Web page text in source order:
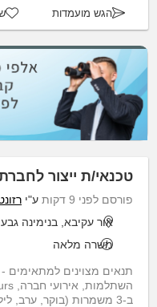
הגש מועמדות
טכנאי/ת ייצור
פורסם לפני 9 דקות ע"י
אור עקיבא, בנימינה
משרה מלאה
תנאים מצוינים למתאימים
ב-3 משמרות (בוקר, ערב, לילה) * ביצוע תהליכי יי...